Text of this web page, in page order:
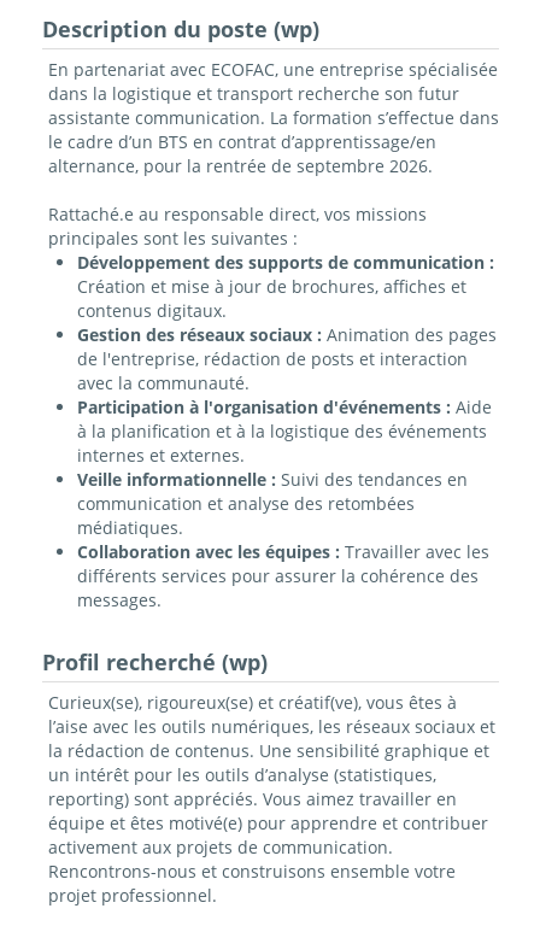
Description du poste (wp)
En partenariat avec ECOFAC, une entreprise spécialisée
dans la logistique et transport recherche son futur
assistante communication. La formation s’effectue dans
le cadre d’un BTS en contrat d’apprentissage/en
alternance, pour la rentrée de septembre 2026.
Rattaché.e au responsable direct, vos missions
principales sont les suivantes :
Développement des supports de communication :
Création et mise à jour de brochures, affiches et
contenus digitaux.
Gestion des réseaux sociaux : Animation des pages
de l'entreprise, rédaction de posts et interaction
avec la communauté.
Participation à l'organisation d'événements : Aide
à la planification et à la logistique des événements
internes et externes.
Veille informationnelle : Suivi des tendances en
communication et analyse des retombées
médiatiques.
Collaboration avec les équipes : Travailler avec les
différents services pour assurer la cohérence des
messages.
Profil recherché (wp)
Curieux(se), rigoureux(se) et créatif(ve), vous êtes à
l’aise avec les outils numériques, les réseaux sociaux et
la rédaction de contenus. Une sensibilité graphique et
un intérêt pour les outils d’analyse (statistiques,
reporting) sont appréciés. Vous aimez travailler en
équipe et êtes motivé(e) pour apprendre et contribuer
activement aux projets de communication.
Rencontrons-nous et construisons ensemble votre
projet professionnel.